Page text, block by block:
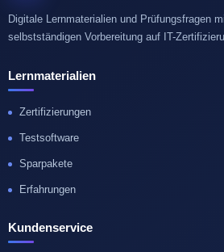
Digitale Lernmaterialien und Prüfungsfragen
selbstständigen Vorbereitung auf IT-
Lernmaterialien
Zertifizierungen
Testsoftware
Sparpakete
Erfahrungen
Kundenservice